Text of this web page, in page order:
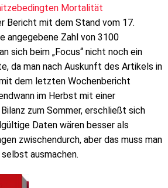
Mortalität
Bericht mit dem Stand vom 17.
angegebene Zahl von 3100
sich beim „Focus“ nicht noch ein
da man nach Auskunft des Artikels in
dem letzten Wochenbericht
im Herbst mit einer
zum Sommer, erschließt sich
Daten wären besser als
zwischendurch, aber das muss man
selbst ausmachen.